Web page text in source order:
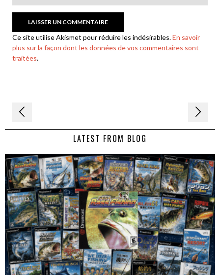
Ce site utilise Akismet pour réduire les indésirables.En savoir
plus sur la façon dont les données de vos commentaires sont
traitées.
Navigation
de LATEST FROM BLOG